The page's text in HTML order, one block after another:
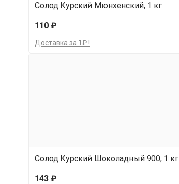
Солод Курский Мюнхенский, 1 кг
110 ₽
Доставка за 1₽ !
Солод Курский Шоколадный 900, 1 кг
143 ₽